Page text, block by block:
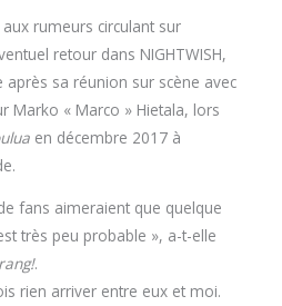
rumeurs circulant sur
retour dans NIGHTWISH,
sa réunion sur scène avec
Marko « Marco » Hietala, lors
en décembre 2017 à
fans aimeraient que quelque
très peu probable », a-t-elle
.
rien arriver entre eux et moi.